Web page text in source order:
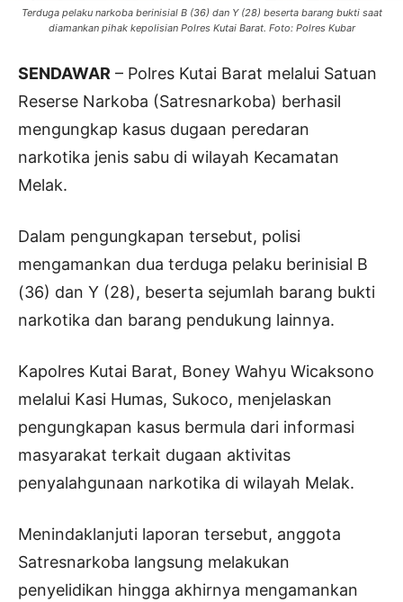
Terduga pelaku narkoba berinisial B (36) dan Y (28) beserta barang bukti saat
diamankan pihak kepolisian Polres Kutai Barat. Foto: Polres Kubar
SENDAWAR – Polres Kutai Barat melalui Satuan
Reserse Narkoba (Satresnarkoba) berhasil
mengungkap kasus dugaan peredaran
narkotika jenis sabu di wilayah Kecamatan
Melak.
Dalam pengungkapan tersebut, polisi
mengamankan dua terduga pelaku berinisial B
(36) dan Y (28), beserta sejumlah barang bukti
narkotika dan barang pendukung lainnya.
Kapolres Kutai Barat, Boney Wahyu Wicaksono
melalui Kasi Humas, Sukoco, menjelaskan
pengungkapan kasus bermula dari informasi
masyarakat terkait dugaan aktivitas
penyalahgunaan narkotika di wilayah Melak.
Menindaklanjuti laporan tersebut, anggota
Satresnarkoba langsung melakukan
penyelidikan hingga akhirnya mengamankan